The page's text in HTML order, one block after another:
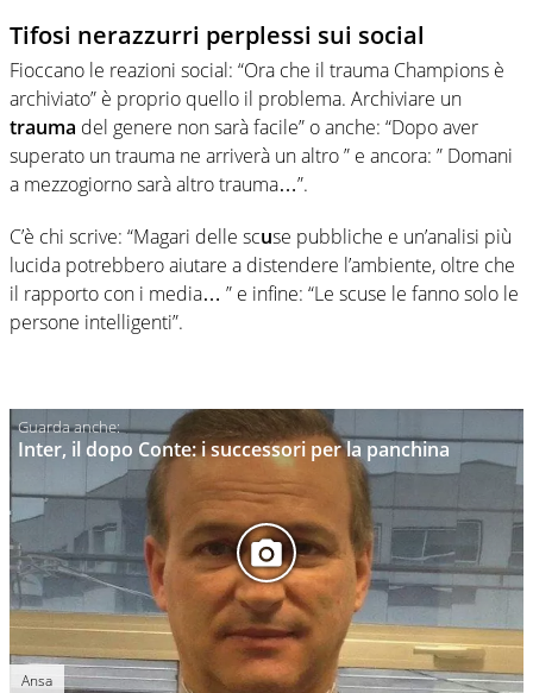
Tifosi nerazzurri perplessi sui social
Fioccano le reazioni social: “Ora che il trauma Champions è
archiviato” è proprio quello il problema. Archiviare un
trauma del genere non sarà facile” o anche: “Dopo aver
superato un trauma ne arriverà un altro ” e ancora: ” Domani
a mezzogiorno sarà altro trauma…”.
C’è chi scrive: “Magari delle scuse pubbliche e un’analisi più
lucida potrebbero aiutare a distendere l’ambiente, oltre che
il rapporto con i media… ” e infine: “Le scuse le fanno solo le
persone intelligenti”.
Inter, il dopo Conte: i successori per la panchina
Ansa